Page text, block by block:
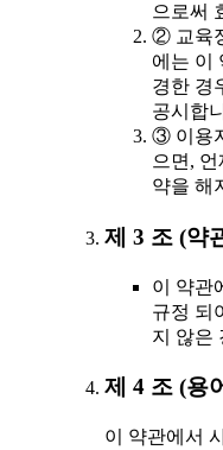
으로써
② 교육
에는 이
경한 경
공시합
③ 이용
으면,
약을 해
제 3 조 (약
이 약관
규정 되
지 않은
제 4 조 (용
이 약관에서